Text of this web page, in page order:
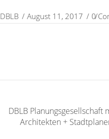
DBLB August 11, 2017 0
DBLB Planungsgesellschaft
Architekten +